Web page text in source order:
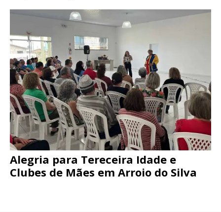
Alegria para Tereceira Idade e
Clubes de Mães em Arroio do Silva